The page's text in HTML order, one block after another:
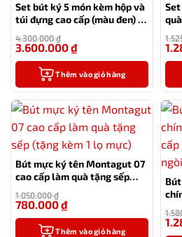
Set bút ký 5 món kèm hộp và
túi đựng cao cấp (màu đen) –
4.300.000₫
3.600.000₫
Thêm vào giỏ hàng
Bút mực ký tên Montagut 07
cao cấp làm quà tặng sếp
1.050.000₫
780.000₫
Thêm vào giỏ hàng